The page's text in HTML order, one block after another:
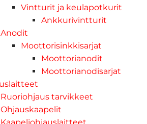
Vintturit ja keulapotkurit
Ankkurivintturit
Anodit
Moottorisinkkisarjat
Moottorianodit
Moottorianodisarjat
Ruoriohjaus tarvikkeet
Ohjauskaapelit
Kaapeliohjauslaitteet